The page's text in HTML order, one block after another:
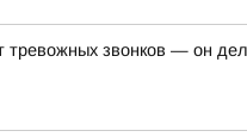
звонков — он